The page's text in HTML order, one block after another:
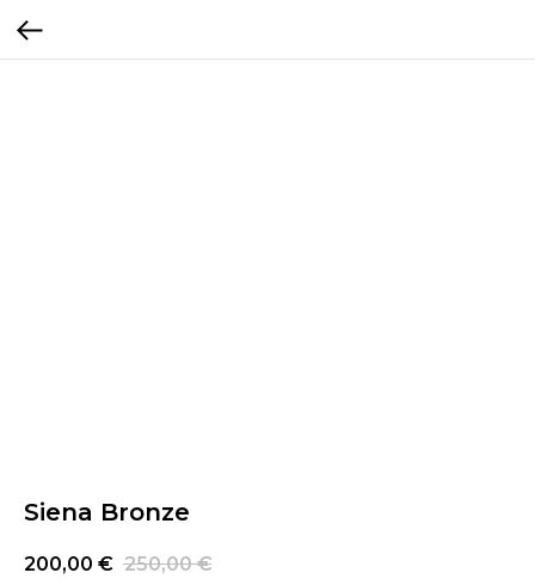
Siena Bronze
200,00 € 250,00 €